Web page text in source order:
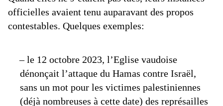
officielles avaient tenu auparavant des propos
contestables. Quelques exemples:
– le 12 octobre 2023, l’Eglise vaudoise
dénonçait l’attaque du Hamas contre Israël,
sans un mot pour les victimes palestiniennes
(déjà nombreuses à cette date) des représailles